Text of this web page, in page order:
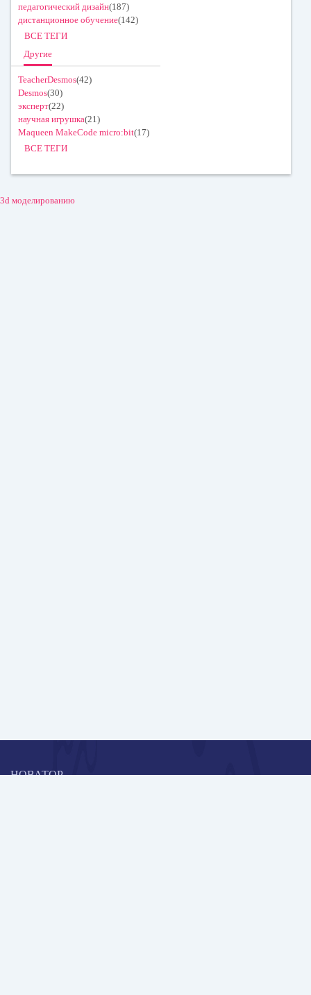
педагогический дизайн(187)
дистанционное обучение(142)
ВСЕ ТЕГИ
Другие
TeacherDesmos(42)
Desmos(30)
эксперт(22)
научная игрушка(21)
Maqueen MakeCode micro:bit(17)
ВСЕ ТЕГИ
3d моделированию
НОВАТОР